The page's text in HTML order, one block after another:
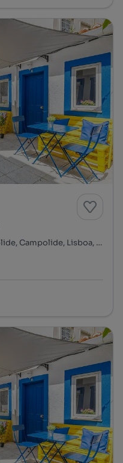
Rua de Campolide, Nova Campolide, Campolide, Lisboa, Lisboa